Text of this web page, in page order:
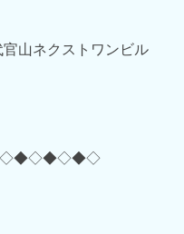
官山ネクストワンビル